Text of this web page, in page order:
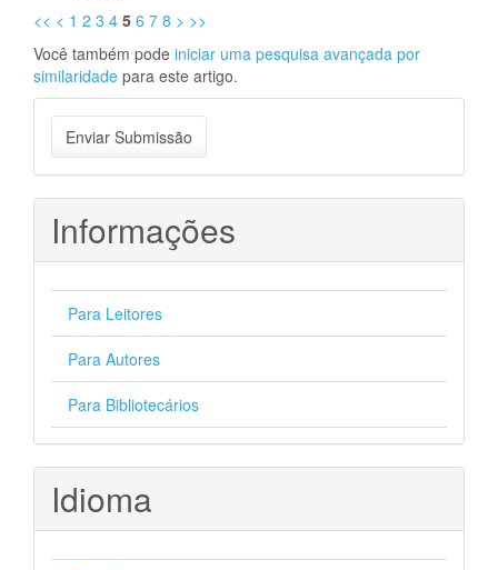
<< < 1 2 3 4 5 6 7 8 > >>
Você também pode iniciar uma pesquisa avançada por
similaridade para este artigo.
Enviar
Submissão
Enviar Submissão
Informações
Para Leitores
Para Autores
Para Bibliotecários
Idioma